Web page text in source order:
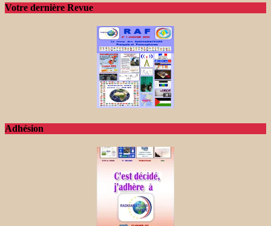
Votre dernière Revue
Adhésion